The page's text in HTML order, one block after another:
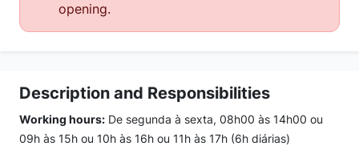
opening.
Description and Responsibilities
Working hours: De segunda à sexta, 08h00 às 14h00 ou
09h às 15h ou 10h às 16h ou 11h às 17h (6h diárias)